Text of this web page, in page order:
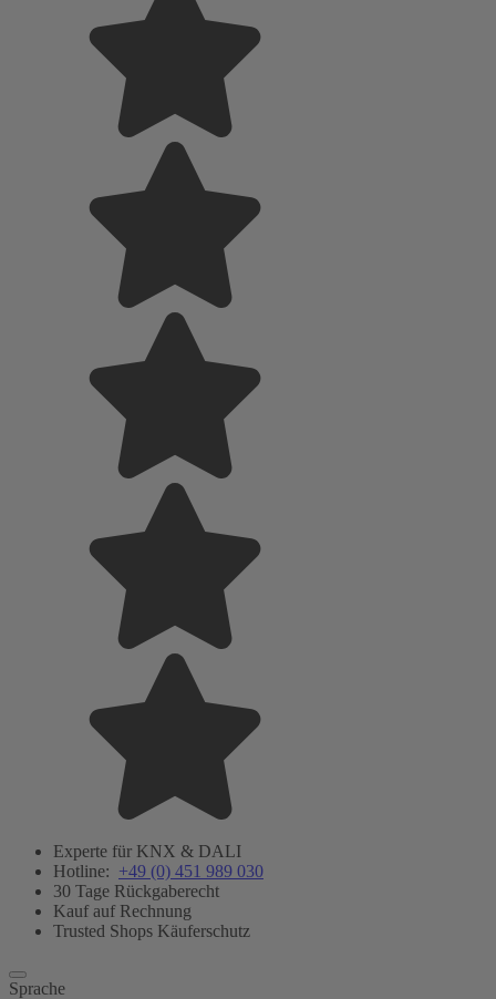
Experte für KNX & DALI
Hotline: +49 (0) 451 989 030
30 Tage Rückgaberecht
Kauf auf Rechnung
Trusted Shops Käuferschutz
Sprache